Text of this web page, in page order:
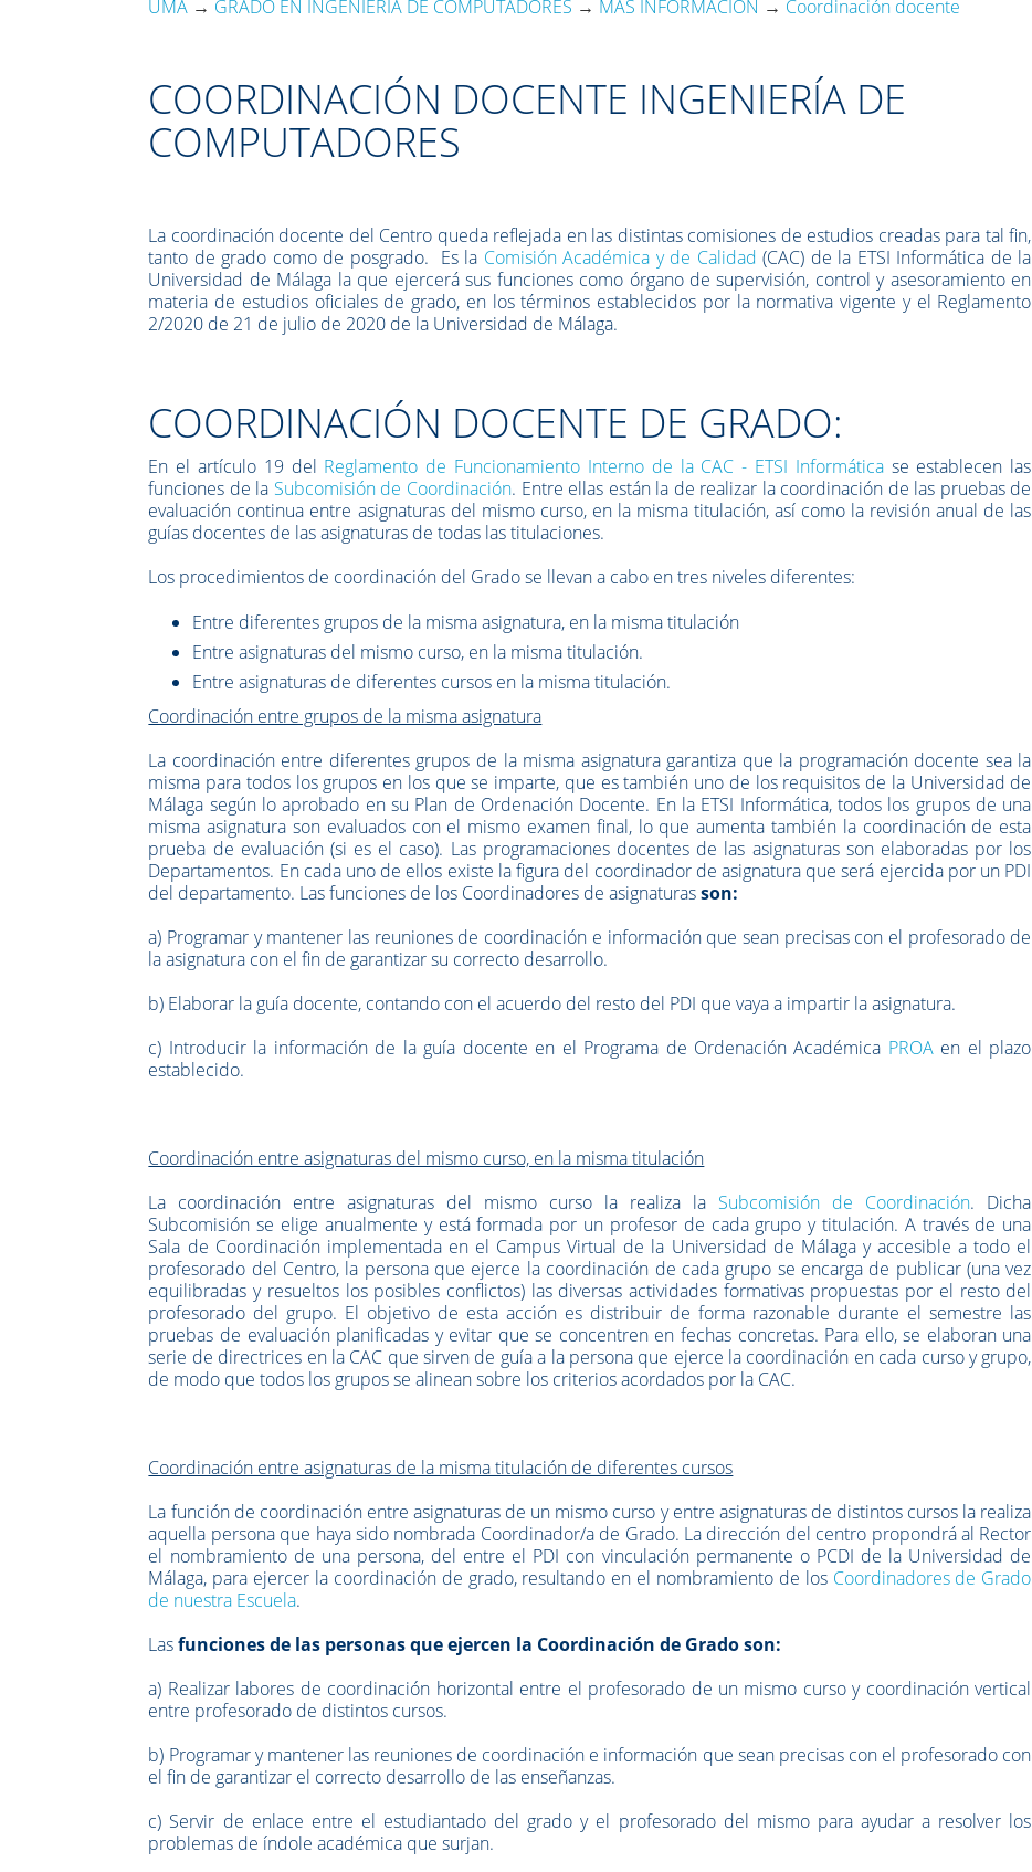
UMA → GRADO EN INGENIERÍA DE COMPUTADORES → MÁS INFORMACIÓN → Coordinación docente
COORDINACIÓN DOCENTE INGENIERÍA DE
COMPUTADORES
La coordinación docente del Centro queda reflejada en las distintas comisiones de estudios creadas para tal fin,
tanto de grado como de posgrado. Es la Comisión Académica y de Calidad (CAC) de la ETSI Informática de la
Universidad de Málaga la que ejercerá sus funciones como órgano de supervisión, control y asesoramiento en
materia de estudios oficiales de grado, en los términos establecidos por la normativa vigente y el Reglamento
2/2020 de 21 de julio de 2020 de la Universidad de Málaga.
COORDINACIÓN DOCENTE DE GRADO:
En el artículo 19 del Reglamento de Funcionamiento Interno de la CAC - ETSI Informáticase establecen las
funciones de la Subcomisión de Coordinación. Entre ellas están la de realizar la coordinación de las pruebas de
evaluación continua entre asignaturas del mismo curso, en la misma titulación, así como la revisión anual de las
guías docentes de las asignaturas de todas las titulaciones.
Los procedimientos de coordinación del Grado se llevan a cabo en tres niveles diferentes:
Entre diferentes grupos de la misma asignatura, en la misma titulación
Entre asignaturas del mismo curso, en la misma titulación.
Entre asignaturas de diferentes cursos en la misma titulación.
Coordinación entre grupos de la misma asignatura
La coordinación entre diferentes grupos de la misma asignatura garantiza que la programación docente sea la
misma para todos los grupos en los que se imparte, que es también uno de los requisitos de la Universidad de
Málaga según lo aprobado en su Plan de Ordenación Docente. En la ETSI Informática, todos los grupos de una
misma asignatura son evaluados con el mismo examen final, lo que aumenta también la coordinación de esta
prueba de evaluación (si es el caso). Las programaciones docentes de las asignaturas son elaboradas por los
Departamentos. En cada uno de ellos existe la figura del coordinador de asignatura que será ejercida por un PDI
del departamento. Las funciones de los Coordinadores de asignaturasson:
a) Programar y mantener las reuniones de coordinación e información que sean precisas con el profesorado de
la asignatura con el fin de garantizar su correcto desarrollo.
b) Elaborar la guía docente, contando con el acuerdo del resto del PDI que vaya a impartir la asignatura.
c) Introducir la información de la guía docente en el Programa de Ordenación Académica PROAen el plazo
establecido.
Coordinación entre asignaturas del mismo curso, en la misma titulación
La coordinación entre asignaturas del mismo curso la realiza la Subcomisión de Coordinación. Dicha
Subcomisión se elige anualmente y está formada por un profesor de cada grupo y titulación. A través de una
Sala de Coordinación implementada en el Campus Virtual de la Universidad de Málaga y accesible a todo el
profesorado del Centro, la persona que ejerce la coordinación de cada grupo se encarga de publicar (una vez
equilibradas y resueltos los posibles conflictos) las diversas actividades formativas propuestas por el resto del
profesorado del grupo. El objetivo de esta acción es distribuir de forma razonable durante el semestre las
pruebas de evaluación planificadas y evitar que se concentren en fechas concretas. Para ello, se elaboran una
serie de directrices en la CAC que sirven de guía a la persona que ejerce la coordinación en cada curso y grupo,
de modo que todos los grupos se alinean sobre los criterios acordados por la CAC.
Coordinación entre asignaturas de la misma titulación de diferentes cursos
La función de coordinación entre asignaturas de un mismo curso y entre asignaturas de distintos cursos la realiza
aquella persona que haya sido nombrada Coordinador/a de Grado. La dirección del centro propondrá al Rector
el nombramiento de una persona, del entre el PDI con vinculación permanente o PCDI de la Universidad de
Málaga, para ejercer la coordinación de grado, resultando en el nombramiento de los Coordinadores de Grado
de nuestra Escuela.
Lasfunciones de las personas que ejercen la Coordinación de Grado son:
a) Realizar labores de coordinación horizontal entre el profesorado de un mismo curso y coordinación vertical
entre profesorado de distintos cursos.
b) Programar y mantener las reuniones de coordinación e información que sean precisas con el profesorado con
el fin de garantizar el correcto desarrollo de las enseñanzas.
c) Servir de enlace entre el estudiantado del grado y el profesorado del mismo para ayudar a resolver los
problemas de índole académica que surjan.